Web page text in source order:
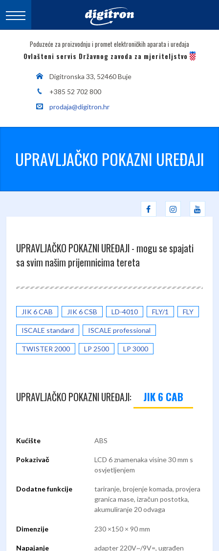
Poduzeće za proizvodnju i promet elektroničkih aparata i uređaja
Ovlašteni servis Državnog zavoda za mjeriteljstvo
Digitronska 33, 52460 Buje
+385 52 702 800
prodaja@digitron.hr
UPRAVLJAČKO POKAZNI UREĐAJI
UPRAVLJAČKO POKAZNI UREĐAJI - mogu se spajati
sa svim našim prijemnicima tereta
JIK 6 CAB JIK 6 CSB LD-4010 FLY/1 FLY
ISCALE standard ISCALE professional
TWISTER 2000 LP 2500 LP 3000
UPRAVLJAČKO POKAZNI UREĐAJI: JIK 6 CAB
Kućište ABS
Pokazivač
LCD 6 znamenaka visine 30 mm s
osvjetljenjem
Dodatne funkcije
tariranje, brojenje komada, provjera
granica mase, izračun postotka,
akumuliranje 20 odvaga
Dimenzije 230 ×150 × 90 mm
Napajanje
adapter 220V~/9V=, ugrađen